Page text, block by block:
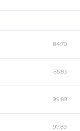
84:70
85:83
99:89
97:89